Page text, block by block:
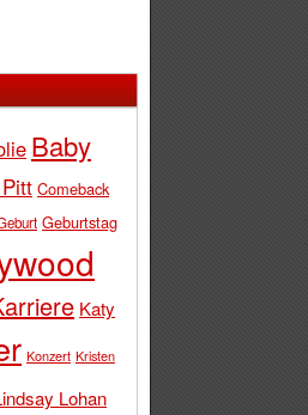
Baby
Comeback
Geburtstag
Katy
Konzert Kristen
Lohan